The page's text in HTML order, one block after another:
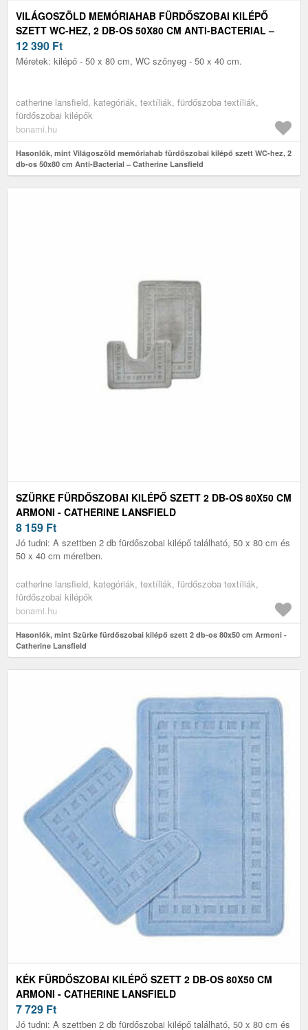
VILÁGOSZÖLD MEMÓRIAHAB FÜRDŐSZOBAI KILÉPŐ
SZETT WC-HEZ, 2 DB-OS 50X80 CM ANTI-BACTERIAL –
CATHERINE LANSFIELD
12 390 Ft
Méretek: kilépő - 50 x 80 cm, WC szőnyeg - 50 x 40 cm.
catherine lansfield, kategóriák, textíliák, fürdőszoba textíliák,
fürdőszobai kilépők
bonami.hu
Hasonlók, mint Világoszöld memóriahab fürdőszobai kilépő szett WC-hez, 2
db-os 50x80 cm Anti-Bacterial – Catherine Lansfield
SZÜRKE FÜRDŐSZOBAI KILÉPŐ SZETT 2 DB-OS 80X50 CM
ARMONI - CATHERINE LANSFIELD
8 159 Ft
Jó tudni: A szettben 2 db fürdőszobai kilépő található, 50 x 80 cm és
50 x 40 cm méretben.
catherine lansfield, kategóriák, textíliák, fürdőszoba textíliák,
fürdőszobai kilépők
bonami.hu
Hasonlók, mint Szürke fürdőszobai kilépő szett 2 db-os 80x50 cm Armoni -
Catherine Lansfield
KÉK FÜRDŐSZOBAI KILÉPŐ SZETT 2 DB-OS 80X50 CM
ARMONI - CATHERINE LANSFIELD
7 729 Ft
Jó tudni: A szettben 2 db fürdőszobai kilépő található, 50 x 80 cm és